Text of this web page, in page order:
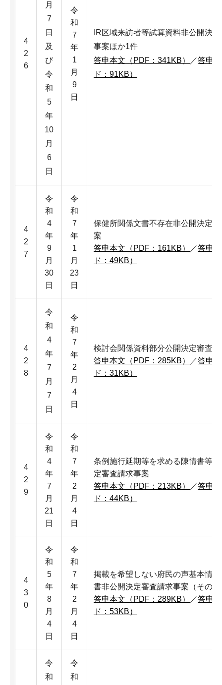
4
2
6
月
7
日
及
び
令
和
5
年
10
月
6
日
令
和
7
年
1
月
9
日
IR区域来訪者等試算資料非公開決
事案ほか1件
答申本文（PDF：341KB）
／答申
ド：91KB）
4
2
7
令
和
4
年
9
月
30
日
令
和
7
年
1
月
23
日
保健所関係文書不存在非公開決定
案
答申本文（PDF：161KB）
／答申
ド：49KB）
4
2
8
令
和
4
年
7
月
7
日
令
和
7
年
2
月
4
日
検討会関係資料部分公開決定審査
答申本文（PDF：285KB）
／答申
ド：31KB）
4
2
9
令
和
4
年
7
月
21
日
令
和
7
年
2
月
4
日
条例施行延期等を求める陳情書等
定審査請求事案
答申本文（PDF：213KB）
／答申
ド：44KB）
4
3
0
令
和
5
年
8
月
4
日
令
和
7
年
2
月
4
日
掲載を希望しない府民の声基本情
書非公開決定審査請求事案（その1
答申本文（PDF：289KB）
／答申
ド：53KB）
令
和
令
和